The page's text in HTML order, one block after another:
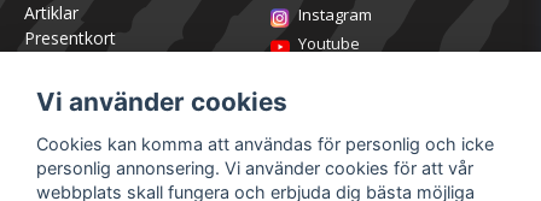
Artiklar
Presentkort
Om Utklasad
Team Utklasad
Recensera och vinn
Öppettider Lagershop
Jobba hos oss
Instagram
Youtube
Vi använder cookies
Cookies kan komma att användas för personlig och icke
personlig annonsering. Vi använder cookies för att vår
webbplats skall fungera och erbjuda dig bästa möjliga